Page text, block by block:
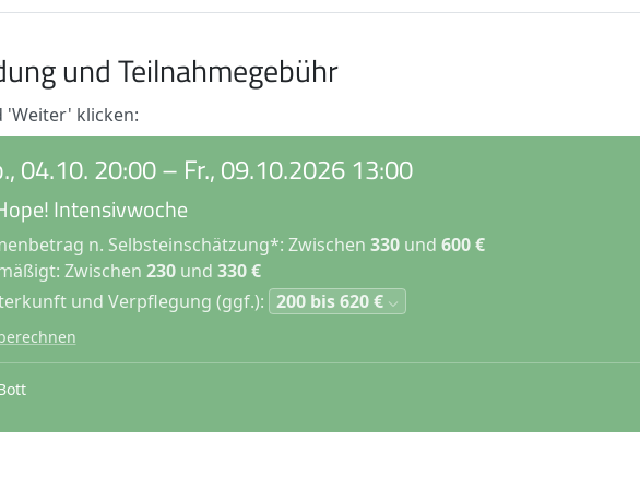
und Teilnahmegebühr
'Weiter' klicken:
auswählen:
Termine
04.10. 20:00– Fr., 09.10.2026 13:00
Intensivwoche
n. Selbsteinschätzung*: Zwischen 330 und 600 €
Zwischen 230 und 330 €
und Verpflegung (ggf.): 200 bis 620 €